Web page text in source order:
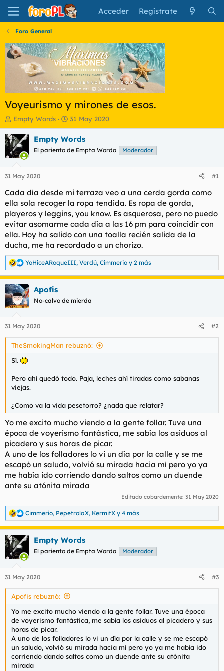
Acceder Regístrate
Foro General
Voyeurismo y mirones de esos.
I
n
i
c
i
a
d
o
r
e
l
t
e
m
Empty Words
F
e
c
a
i
n
c
i
o
31 May 2020
Empty Words
El pariento de Empta Worda Moderador
31 May 2020 #1
Cada día desde mi terraza veo a una cerda gorda como
ella sola recoger la ropa tendida. Es ropa de gorda,
playeros y leggins, you know. Es asquerosa, pero no puedo
evitar asomarme cada día a las 16 pm para coincidir con
ella. Hoy ha salido con una toalla recién salida de la
ducha, me ha recordado a un chorizo.
R
e
a
c
c
i
e
s
YoHiceARoqueIII, Verdú, Cimmerio y 2 más
Apofis
No-calvo de mierda
31 May 2020 #2
TheSmokingMan rebuznó:
Sí.
Pero ahí quedó todo. Paja, leches ahí tiradas como sabanas
viejas.
¿Como va la vida pesetorro? ¿nada que relatar?
Yo me excito mucho viendo a la gente follar. Tuve una
época de voyerismo fantástica, me sabía los asiduos al
picadero y sus horas de picar.
A uno de los folladores lo vi un día por la calle y se me
escapó un saludo, volvió su mirada hacia mí pero yo ya
me había ido corriendo dando saltos como un duende
ante su atónita mirada
Editado cobardemente: 31 May 2020
R
e
a
c
c
i
e
s
Cimmerio, PepetrolaX, KermitX y 4 más
Empty Words
El pariento de Empta Worda Moderador
31 May 2020 #3
Apofis rebuznó:
Yo me excito mucho viendo a la gente follar. Tuve una época
de voyerismo fantástica, me sabía los asiduos al picadero y sus
horas de picar.
A uno de los folladores lo vi un día por la calle y se me escapó
un saludo, volvió su mirada hacia mí pero yo ya me había ido
corriendo dando saltos como un duende ante su atónita
mirada